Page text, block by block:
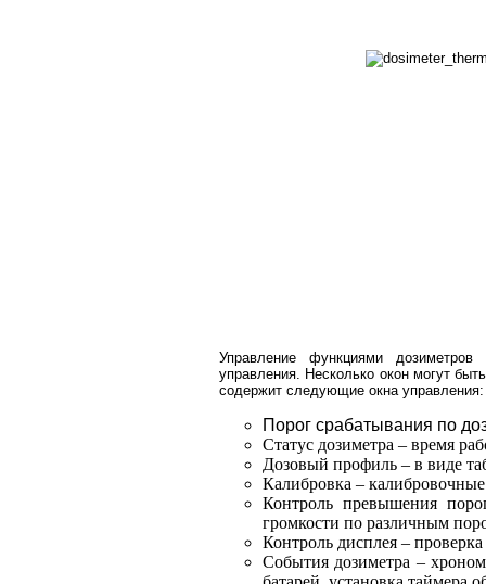
Управление функциями
управления. Несколько окон могут
содержит следующие окна управления:
Порог срабатывания по
Статус дозиметра – время
Дозовый профиль – в виде
Калибровка –
Контроль превышения
громкости по различным
Контроль дисплея –
События дозиметра –